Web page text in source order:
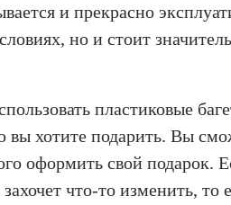
и прекрасно
но и стоит
пластиковые
вы хотите подарить. Вы
оформить свой подарок.
что-то изменить, то